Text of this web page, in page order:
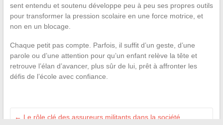
sent entendu et soutenu développe peu à peu ses propres outils
pour transformer la pression scolaire en une force motrice, et
non en un blocage.
Chaque petit pas compte. Parfois, il suffit d’un geste, d’une
parole ou d’une attention pour qu’un enfant relève la tête et
retrouve l’élan d’avancer, plus sûr de lui, prêt à affronter les
défis de l’école avec confiance.
← Le rôle clé des assureurs militants dans la société